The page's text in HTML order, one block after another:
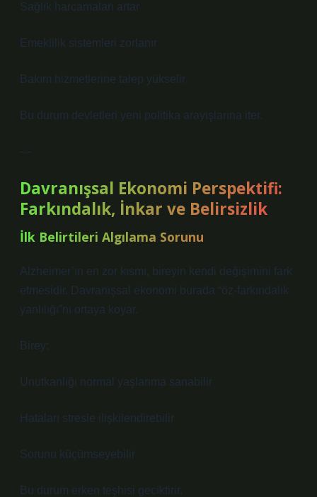
Sağlık harcamaları artar
Emeklilik sistemleri zorlanır
Bakım hizmetlerine talep yükselir
Bu durum devletleri yeni politika arayışlarına iter.
—
Davranışsal Ekonomi Perspektifi:
Farkındalık, İnkar ve Belirsizlik
İlk Belirtileri Algılama Sorunu
Alzheimer’ın en zor kısmı, bireyin kendi değişimini fark
etmesidir. Davranışsal ekonomi burada “öz-farkındalık
yanlılığı”nı ortaya koyar.
Birey:
Unutkanlığı normal yaşlanma sanabilir
Hataları stresle ilişkilendirebilir
Sorunu küçümseyebilir
Bu durum erken teşhisi geciktirir.